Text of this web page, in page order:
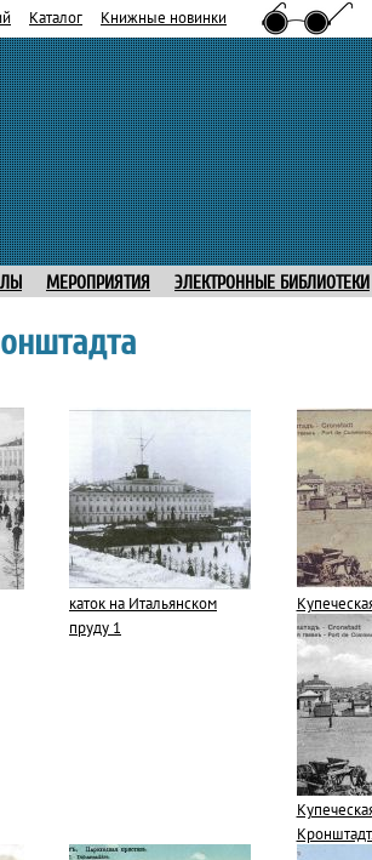
Каталог Книжные новинки
МЕРОПРИЯТИЯ ЭЛЕКТРОННЫЕ БИБЛИОТЕКИ
каток на Итальянском
пруду 1
Кронштадт.